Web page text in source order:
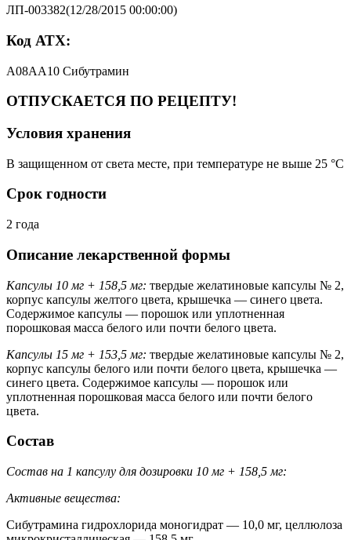
ЛП-003382(12/28/2015 00:00:00)
Код АТХ:
A08AA10 Сибутрамин
ОТПУСКАЕТСЯ ПО РЕЦЕПТУ!
Условия хранения
В защищенном от света месте, при температуре не выше 25 °C
Срок годности
2 года
Описание лекарственной формы
Капсулы 10 мг + 158,5 мг: твердые желатиновые капсулы № 2,
корпус капсулы желтого цвета, крышечка — синего цвета.
Содержимое капсулы — порошок или уплотненная
порошковая масса белого или почти белого цвета.
Капсулы 15 мг + 153,5 мг: твердые желатиновые капсулы № 2,
корпус капсулы белого или почти белого цвета, крышечка —
синего цвета. Содержимое капсулы — порошок или
уплотненная порошковая масса белого или почти белого
цвета.
Состав
Состав на 1 капсулу для дозировки 10 мг + 158,5 мг:
Активные вещества:
Сибутрамина гидрохлорида моногидрат — 10,0 мг, целлюлоза